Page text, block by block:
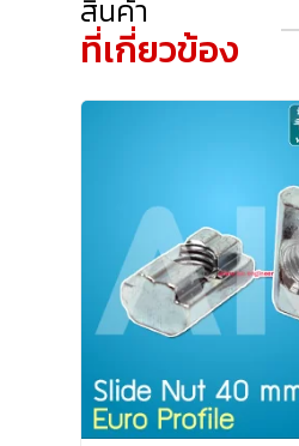
สินค้า
ที่เกี่ยวข้อง